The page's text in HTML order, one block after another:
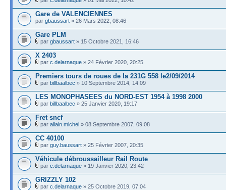
Gare de VALENCIENNES
par gbaussart » 26 Mars 2022, 08:46
Gare PLM
par gbaussart » 15 Octobre 2021, 16:46
X 2403
par c.delarnaque » 24 Février 2020, 20:25
Premiers tours de roues de la 231G 558 le2/09/2014
par billbaalbec » 10 Septembre 2014, 14:09
LES MONOPHASEES du NORD-EST 1954 à 1998 2000
par billbaalbec » 25 Janvier 2020, 19:17
Fret sncf
par allain.michel » 08 Septembre 2007, 09:08
CC 40100
par guy.baussart » 25 Février 2007, 20:35
Véhicule débroussailleur Rail Route
par c.delarnaque » 19 Janvier 2020, 23:42
GRIZZLY 102
par c.delarnaque » 25 Octobre 2019, 07:04